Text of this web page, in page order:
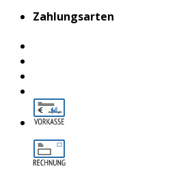
Zahlungsarten